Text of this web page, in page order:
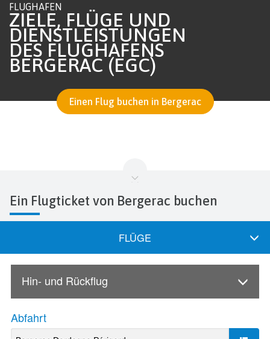
FLUGHAFEN
ZIELE, FLÜGE UND
DIENSTLEISTUNGEN
DES FLUGHAFENS
BERGERAC (EGC)
Einen Flug buchen in Bergerac
Ein Flugticket von Bergerac buchen